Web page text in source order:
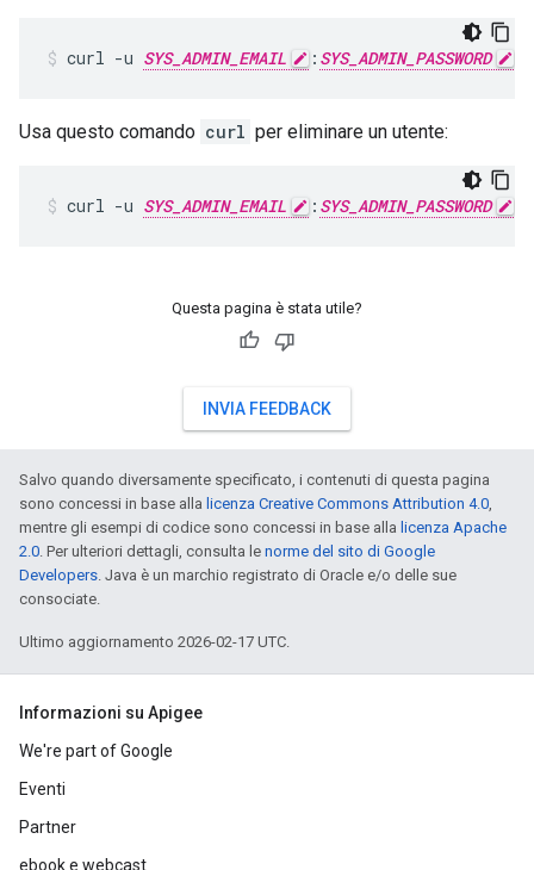
curl -u SYS_ADMIN_EMAIL : SYS_ADMIN_PASSWORD
Usa questo comando curl per eliminare un utente:
curl -u SYS_ADMIN_EMAIL : SYS_ADMIN_PASSWORD -
Questa pagina è stata utile?
INVIA FEEDBACK
Salvo quando diversamente specificato, i contenuti di questa pagina
sono concessi in base alla licenza Creative Commons Attribution 4.0,
mentre gli esempi di codice sono concessi in base alla licenza Apache
2.0. Per ulteriori dettagli, consulta le norme del sito di Google
Developers. Java è un marchio registrato di Oracle e/o delle sue
consociate.
Ultimo aggiornamento 2026-02-17 UTC.
Informazioni su Apigee
We're part of Google
Eventi
Partner
ebook e webcast